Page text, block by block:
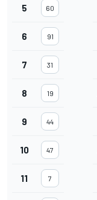
5 60
6 91
7 31
8 19
9 44
10 47
11 7